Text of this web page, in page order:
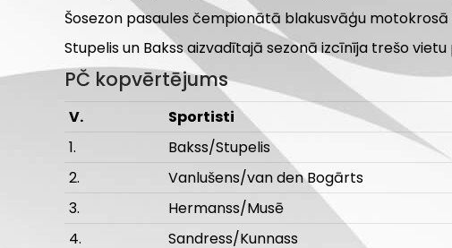
Šosezon pasaules čempionātā blakusvāģu motokrosā
Stupelis un Bakss aizvadītajā sezonā izcīnīja trešo
PČ kopvērtējums
V. Sportisti
1.
Bakss/Stupelis
2.
Vanlušens/van den Bogārts
3.
Hermanss/Musē
4.
Sandress/Kunnass